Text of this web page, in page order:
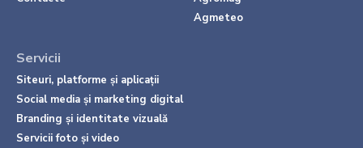
Agmeteo
Servicii
Siteuri, platforme și aplicații
Social media și marketing digital
Branding și identitate vizuală
Servicii foto și video